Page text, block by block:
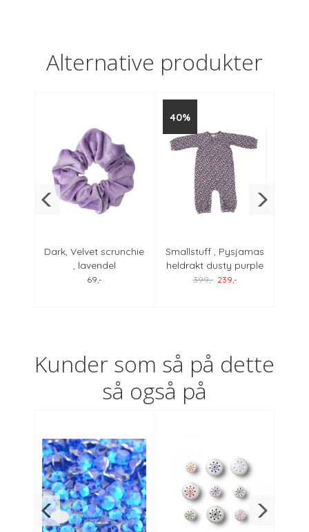
Alternative produkter
Dark, Velvet scrunchie
, lavendel
69,-
40%
Smallstuff , Pysjamas
heldrakt dusty purple
butterfly
399,- 239,-
Kunder som så på dette
så også på